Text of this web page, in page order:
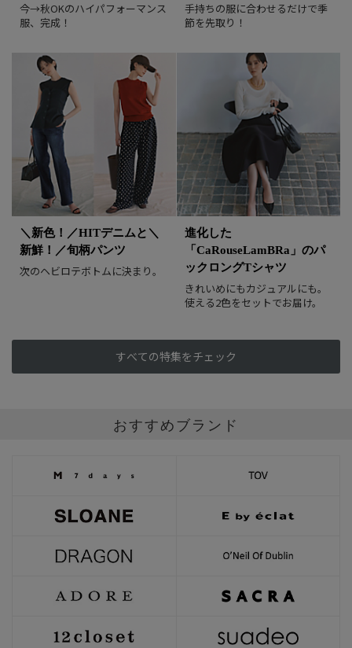
今→秋OKのハイパフォーマンス
服、完成！
手持ちの服に合わせるだけで季
節を先取り！
＼新色！／HITデニムと＼
新鮮！／旬柄パンツ
次のヘビロテボトムに決まり。
進化した
「CaRouseLamBRa」のパ
ックロングTシャツ
きれいめにもカジュアルにも。
使える2色をセットでお届け。
すべての特集をチェック
おすすめブランド